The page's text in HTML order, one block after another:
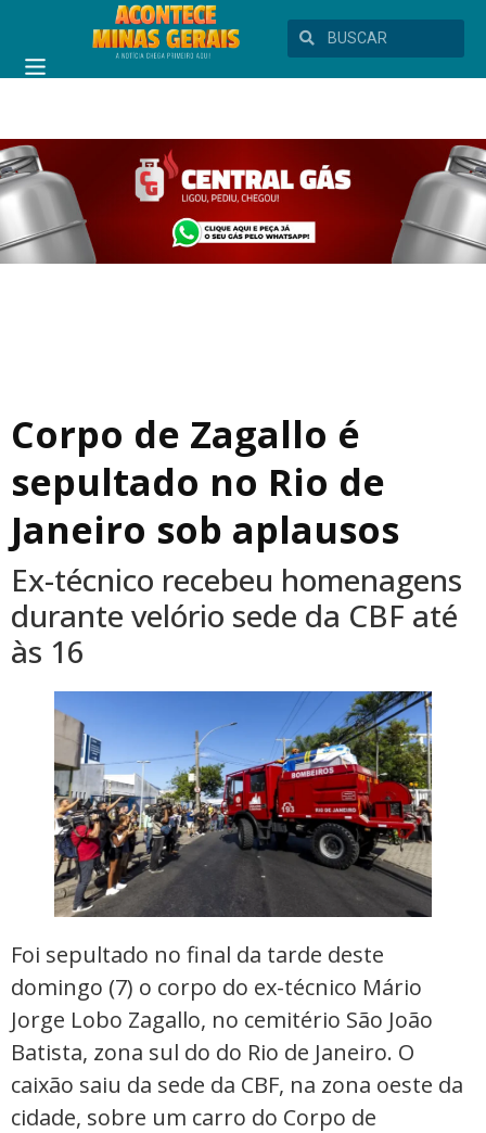
Corpo de Zagallo é
sepultado no Rio de
Janeiro sob aplausos
Ex-técnico recebeu homenagens
durante velório sede da CBF até
às 16
Foi sepultado no final da tarde deste
domingo (7) o corpo do ex-técnico Mário
Jorge Lobo Zagallo, no cemitério São João
Batista, zona sul do do Rio de Janeiro. O
caixão saiu da sede da CBF, na zona oeste da
cidade, sobre um carro do Corpo de